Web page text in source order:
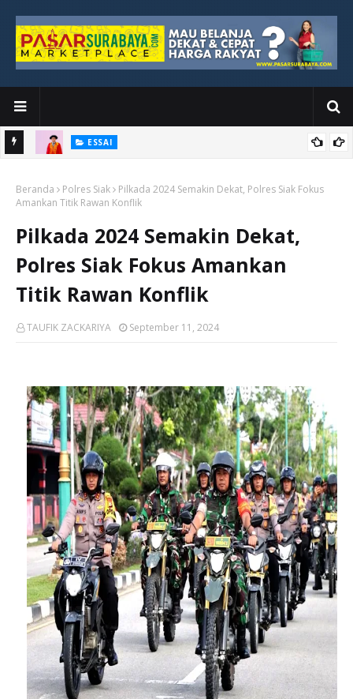
ESSAI
Tidak Berhenti di Panggung Wisuda
Beranda Polres Siak
Pilkada 2024 Semakin Dekat, Polres Siak Fokus
Amankan Titik Rawan Konflik
Pilkada 2024 Semakin Dekat,
Polres Siak Fokus Amankan
Titik Rawan Konflik
TAUFIK ZACKARIYA September 11, 2024